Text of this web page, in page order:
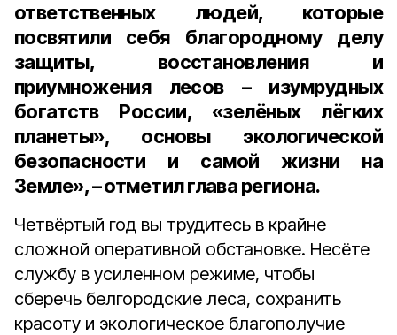
ответственных людей, которые
посвятили себя благородному делу
защиты, восстановления и
приумножения лесов – изумрудных
богатств России, «зелёных лёгких
планеты», основы экологической
безопасности и самой жизни на
Земле», – отметил глава региона.
Четвёртый год вы трудитесь в крайне
сложной оперативной обстановке. Несёте
службу в усиленном режиме, чтобы
сберечь белгородские леса, сохранить
красоту и экологическое благополучие